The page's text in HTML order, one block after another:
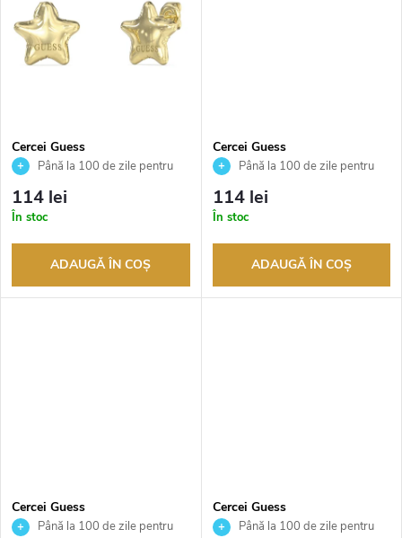
r
o
u
s
u
l
s
Cercei Guess
JUBE05547JWYGT
Până la 100 de zile pentru
autorizat
114 lei
În stoc
ADAUGĂ ÎN COŞ
Cercei Guess
JUBE05543JWYGT
Până la 100 de zile pentru
autorizat
114 lei
În stoc
ADAUGĂ ÎN COŞ
Cercei Guess
JUBE05543JWRHT
Până la 100 de zile pentru
Cercei Guess
JUBE05517JWRHT
Până la 100 de zile pentru